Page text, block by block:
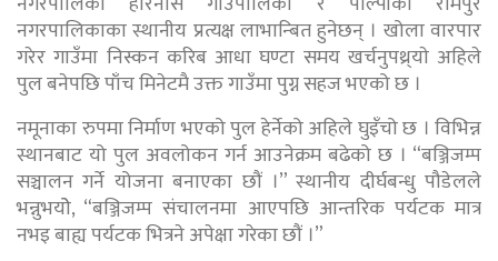
नगरपालिकाका स्थानीय प्रत्यक्ष लाभान्बित हुनेछन् । खोला वारपार
गरेर गाउँमा निस्कन करिब आधा घण्टा समय खर्चनुपथ्र्याे अहिले
पुल बनेपछि पाँच मिनेटमै उक्त गाउँमा पुग्न सहज भएको छ ।
नमूनाका रुपमा निर्माण भएको पुल हेर्नेको अहिले घुइँचो छ । विभिन्न
स्थानबाट यो पुल अवलोकन गर्न आउनेक्रम बढेको छ । “बञ्जिजम्प
सञ्चालन गर्ने योजना बनाएका छौं ।” स्थानीय दीर्घबन्धु पौडेलले
भन्नुभयोे, “बञ्जिजम्प संचालनमा आएपछि आन्तरिक पर्यटक मात्र
नभइ बाह्य पर्यटक भित्रने अपेक्षा गरेका छौं ।”